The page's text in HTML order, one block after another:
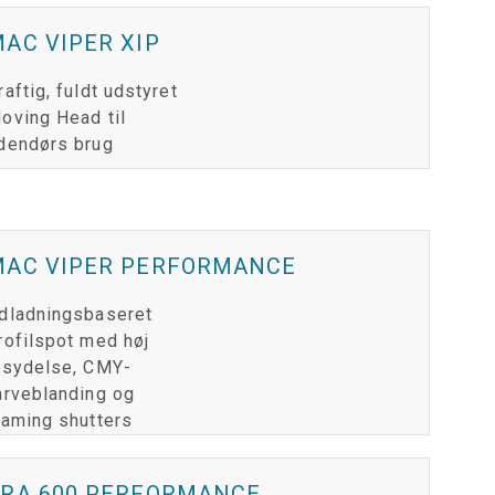
VIPER LEGACY MODELS
LEGACY MODELS
DOTRON
SCEPTRON
VIPER XIP
fuldt udstyret
Head til
brug
VIPER PERFORMANCE
med høj
CMY-
og
shutters